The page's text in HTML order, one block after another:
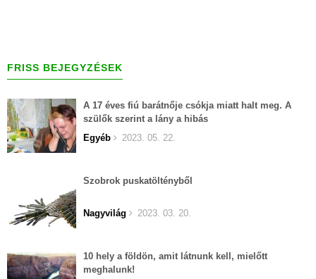
FRISS BEJEGYZÉSEK
A 17 éves fiú barátnője csókja miatt halt meg. A
szülők szerint a lány a hibás
Egyéb
2023. 05. 22.
Szobrok puskatöltényből
Nagyvilág 2023. 03. 20.
10 hely a földön, amit látnunk kell, mielőtt
meghalunk!